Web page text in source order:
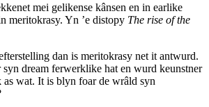
mei gelikense kânsen en in earlike
meritokrasy. Yn ’e distopy The rise of the
dan is merito­krasy net it antwurd.
dream ferwerklike hat en wurd keunstner
as wat. It is blyn foar de wrâld syn